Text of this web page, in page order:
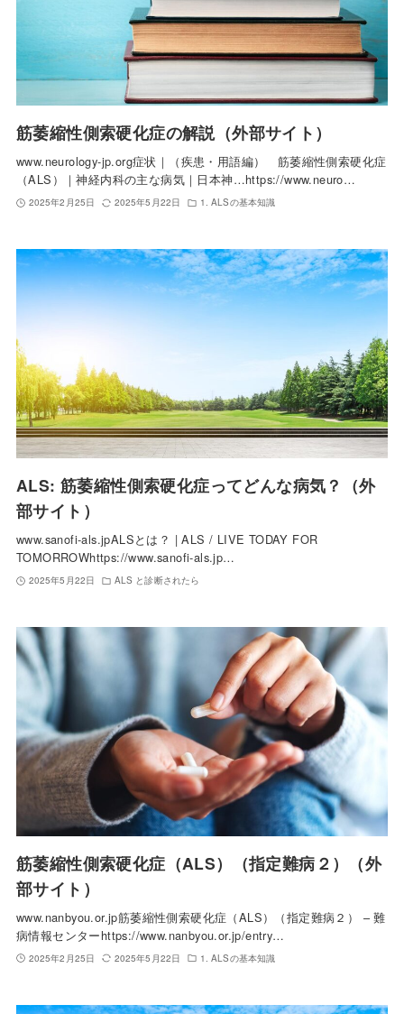
筋萎縮性側索硬化症の解説（外部サイト）
www.neurology-jp.org症状｜（疾患・用語編） 筋萎縮性側索硬化症
（ALS）｜神経内科の主な病気｜日本神…https://www.neuro…
2025年2月25日 2025年5月22日 1. ALSの基本知識
ALS: 筋萎縮性側索硬化症ってどんな病気？（外
部サイト）
www.sanofi-als.jpALSとは？ | ALS / LIVE TODAY FOR
TOMORROWhttps://www.sanofi-als.jp…
2025年5月22日 ALS と診断されたら
筋萎縮性側索硬化症（ALS）（指定難病２）（外
部サイト）
www.nanbyou.or.jp筋萎縮性側索硬化症（ALS）（指定難病２） – 難
病情報センターhttps://www.nanbyou.or.jp/entry…
2025年2月25日 2025年5月22日 1. ALSの基本知識